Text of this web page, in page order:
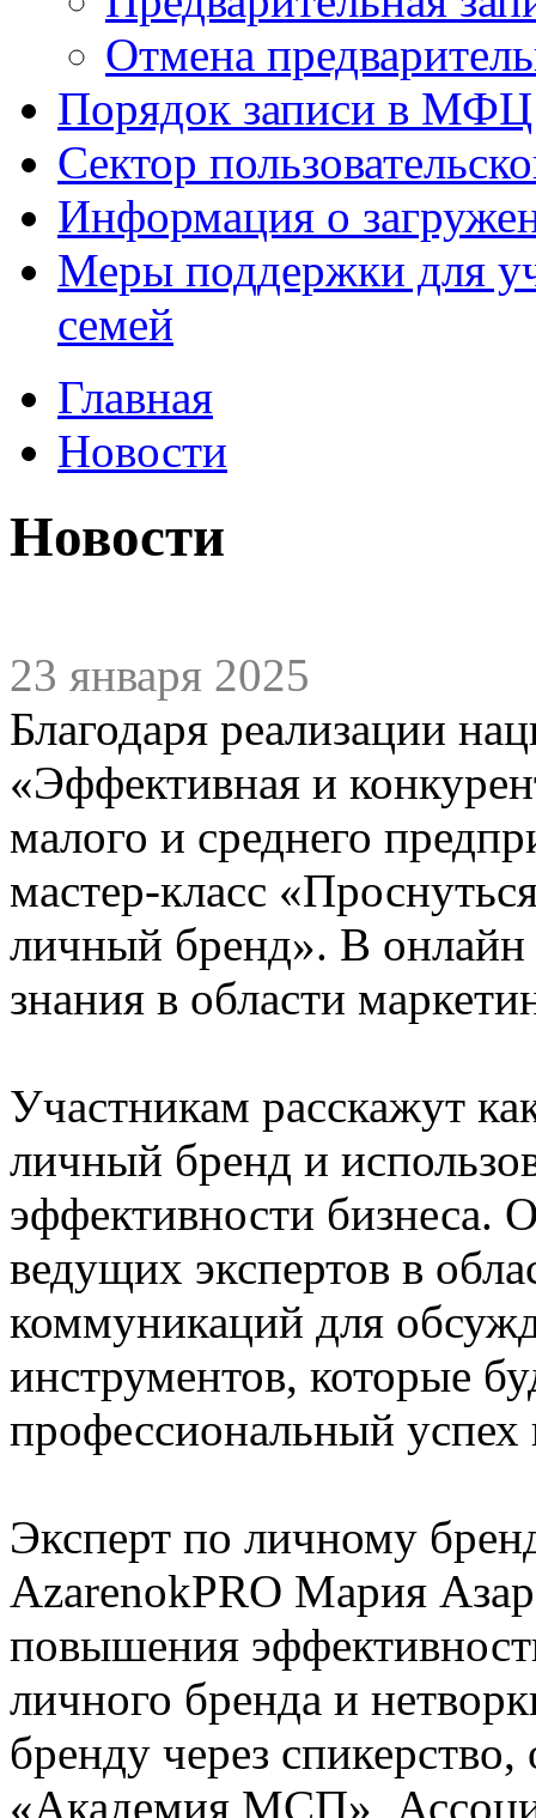
Отмена
Порядок записи в МФЦ
Сектор
Информация о
Меры поддержки для
семей
Главная
Новости
Новости
23 января 2025
Благодаря реализации
«Эффективная и
малого и среднего
мастер-класс
личный бренд». В онлайн
знания в области
Участникам расскажут
личный бренд и
эффективности бизнеса.
ведущих экспертов в
коммуникаций для
инструментов, которые
профессиональный
Эксперт по личному
AzarenokPRO Мария
повышения
личного бренда и
бренду через спикерство,
«Академия МСП»,